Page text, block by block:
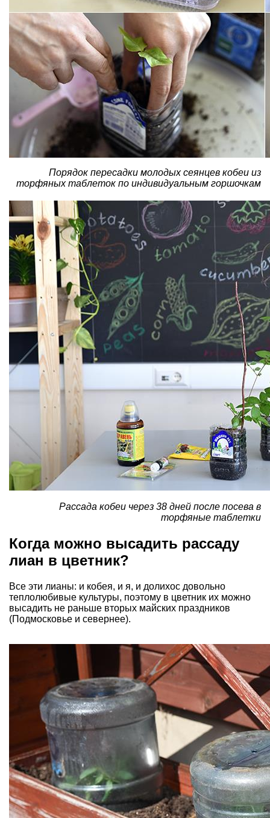
Порядок пересадки молодых сеянцев кобеи из
торфяных таблеток по индивидуальным горшочкам
Рассада кобеи через 38 дней после посева в
торфяные таблетки
Когда можно высадить рассаду
лиан в цветник?
Все эти лианы: и кобея, и я, и долихос довольно
теплолюбивые культуры, поэтому в цветник их можно
высадить не раньше вторых майских праздников
(Подмосковье и севернее).